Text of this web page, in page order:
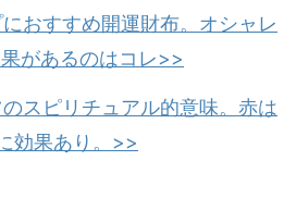
おすすめ開運財布。オシャレ
があるのはコレ>>
スピリチュアル的意味。赤は
効果あり。>>